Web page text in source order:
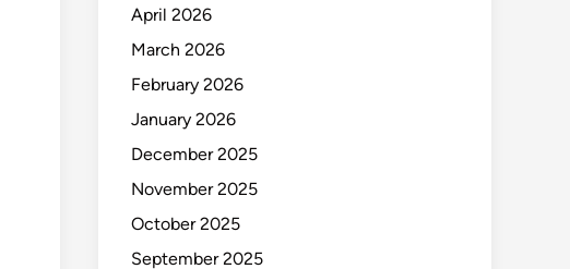
April 2026
March 2026
February 2026
January 2026
December 2025
November 2025
October 2025
September 2025